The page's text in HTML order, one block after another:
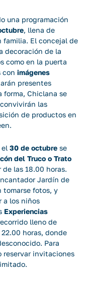
una programación
, llena de
familia. El concejal de
decoración de la
como en la puerta
con imágenes
presentes
forma, Chiclana se
las
de productos en
30 de octubre se
del Truco o Trato
de las 18.00 horas.
Jardín de
tomarse fotos, y
a los niños
Experiencias
lleno de
horas, donde
Para
reservar invitaciones